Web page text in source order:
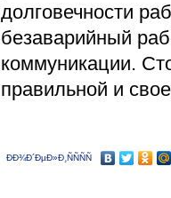
долговечности
безаварийный
коммуникации.
правильной и
ÐÐ¾Ð´ÐµÐ»Ð¸ÑÑÑÑ